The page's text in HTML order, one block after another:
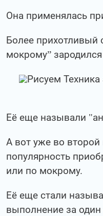
Она применялась
Более прихотливый
мокрому”
Её еще называли
А вот уже во
популярность
или по мокрому.
Её еще стали
выполнение за один